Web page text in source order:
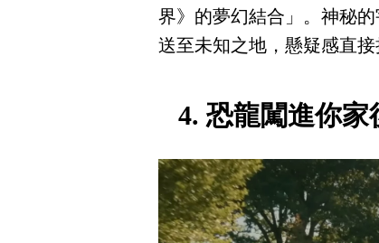
界》的夢幻結合」。神秘
送至未知之地，懸疑感直接
4. 恐龍闖進你